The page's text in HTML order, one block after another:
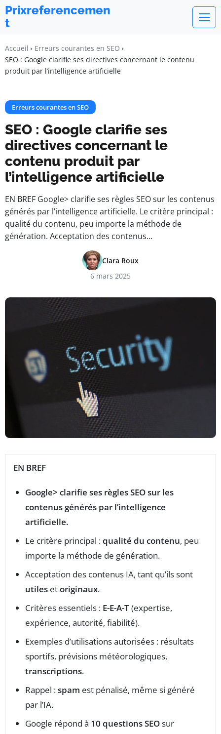
Prixreferencemen
t
Accueil
Erreurs courantes en SEO
SEO : Google clarifie ses directives concernant le contenu
produit par l’intelligence artificielle
Erreurs courantes en SEO
SEO : Google clarifie ses
directives concernant le
contenu produit par
l’intelligence artificielle
EN BREF Google> clarifie ses règles SEO sur les contenus
générés par l’intelligence artificielle. Le critère principal :
qualité du contenu, peu importe la méthode de
génération. Acceptation des contenus…
Clara Roux
6 mars 2025
EN BREF
Google> clarifie ses règles SEOsur les
contenus générés par l’intelligence
artificielle.
Le critère principal :qualité du contenu, peu
importe la méthode de génération.
Acceptation des contenus IA, tant qu’ils sont
utiles etoriginaux.
Critères essentiels : E-E-A-T(expertise,
expérience, autorité, fiabilité).
Exemples d’utilisations autorisées : résultats
sportifs, prévisions météorologiques,
transcriptions.
Rappel :spam est pénalisé, même si généré
par l’IA.
Google répond à 10 questions SEOsur